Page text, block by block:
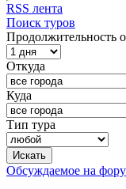
RSS лента
Поиск туров
Продолжительность
Откуда
Куда
Тип тура
Обсуждаемое на